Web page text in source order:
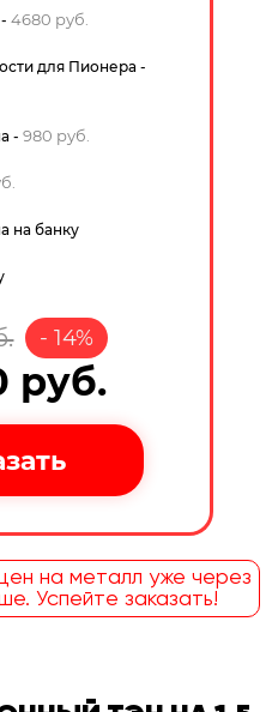
4680 руб.
для Пионера -
- 980 руб.
на банку
-14%
руб.
на металл уже через
Успейте заказать!